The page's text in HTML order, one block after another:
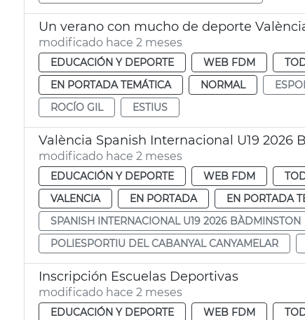
Un verano con mucho de deporte
modificado hace 2 meses
EDUCACIÓN Y DEPORTE WEB FDM
EN PORTADA TEMÁTICA
NORMAL
ROCÍO GIL
ESTIUS
València Spanish Internacional U19 2026
modificado hace 2 meses
EDUCACIÓN Y DEPORTE WEB FDM
VALENCIA
EN PORTADA EN PORTADA
SPANISH INTERNACIONAL U19 2026 BÀDMINSTON
POLIESPORTIU DEL CABANYAL CANYAMELAR
Inscripción Escuelas Deportivas
modificado hace 2 meses
EDUCACIÓN Y DEPORTE WEB FDM